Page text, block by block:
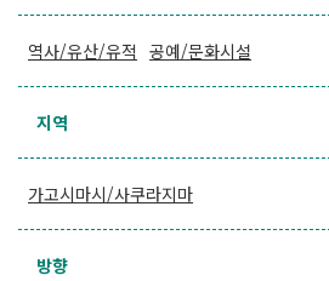
역사/유산/유적 공예/문화시설
지역
가고시마시/사쿠라지마
방향